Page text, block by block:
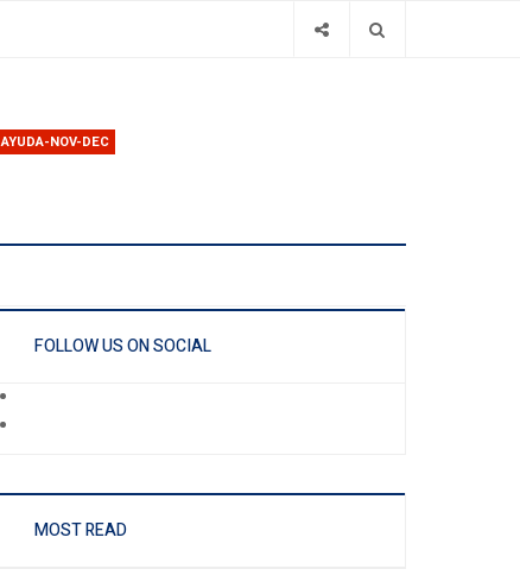
AYUDA-NOV-DEC
FOLLOW US ON SOCIAL
MOST READ